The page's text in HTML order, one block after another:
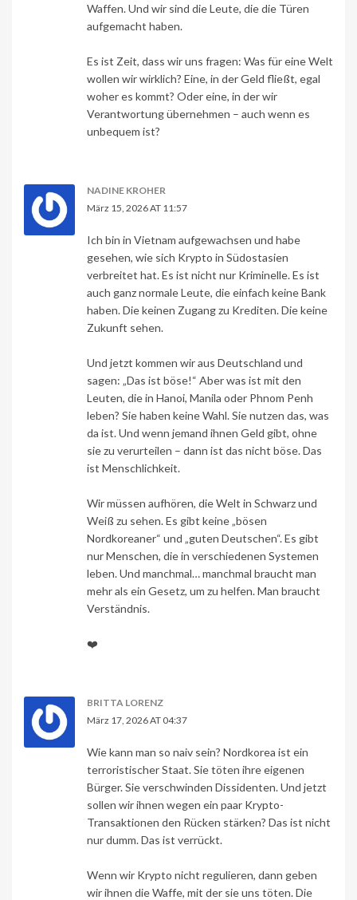
Waffen. Und wir sind die Leute, die die Türen
aufgemacht haben.
Es ist Zeit, dass wir uns fragen: Was für eine Welt
wollen wir wirklich? Eine, in der Geld fließt, egal
woher es kommt? Oder eine, in der wir
Verantwortung übernehmen – auch wenn es
unbequem ist?
NADINE KROHER
März 15, 2026 AT 11:57
Ich bin in Vietnam aufgewachsen und habe
gesehen, wie sich Krypto in Südostasien
verbreitet hat. Es ist nicht nur Kriminelle. Es ist
auch ganz normale Leute, die einfach keine Bank
haben. Die keinen Zugang zu Krediten. Die keine
Zukunft sehen.
Und jetzt kommen wir aus Deutschland und
sagen: „Das ist böse!“ Aber was ist mit den
Leuten, die in Hanoi, Manila oder Phnom Penh
leben? Sie haben keine Wahl. Sie nutzen das, was
da ist. Und wenn jemand ihnen Geld gibt, ohne
sie zu verurteilen – dann ist das nicht böse. Das
ist Menschlichkeit.
Wir müssen aufhören, die Welt in Schwarz und
Weiß zu sehen. Es gibt keine „bösen
Nordkoreaner“ und „guten Deutschen“. Es gibt
nur Menschen, die in verschiedenen Systemen
leben. Und manchmal… manchmal braucht man
mehr als ein Gesetz, um zu helfen. Man braucht
Verständnis.
❤️
BRITTA LORENZ
März 17, 2026 AT 04:37
Wie kann man so naiv sein? Nordkorea ist ein
terroristischer Staat. Sie töten ihre eigenen
Bürger. Sie verschwinden Dissidenten. Und jetzt
sollen wir ihnen wegen ein paar Krypto-
Transaktionen den Rücken stärken? Das ist nicht
nur dumm. Das ist verrückt.
Wenn wir Krypto nicht regulieren, dann geben
wir ihnen die Waffe, mit der sie uns töten. Die